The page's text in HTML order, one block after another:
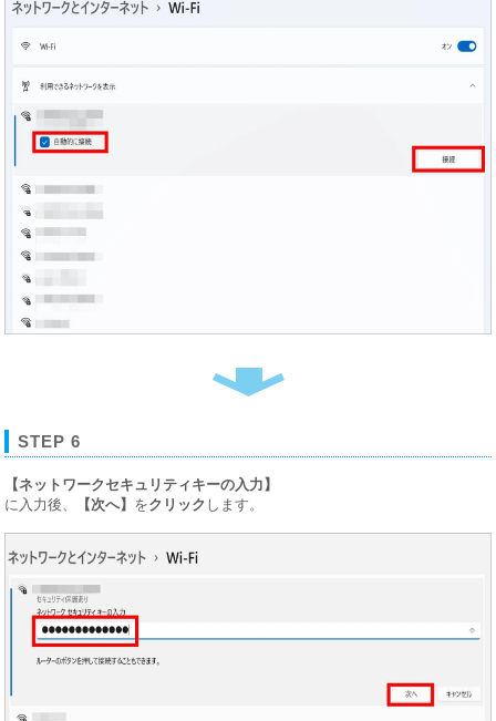
STEP 6
【ネットワークセキュリティキーの入力】
に入力後、
【次へ】 をクリック します。